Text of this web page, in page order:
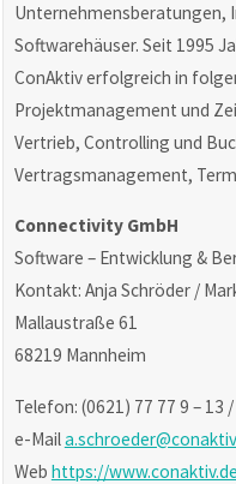
Unternehmensberatungen,
Softwarehäuser. Seit 1995
ConAktiv erfolgreich in
Projektmanagement und
Vertrieb, Controlling und
Vertragsmanagement,
Connectivity GmbH
Software – Entwicklung &
Kontakt: Anja Schröder /
Mallaustraße 61
68219 Mannheim
Telefon: (0621) 77 77 9 – 13
e-Mail
Web https://www.conaktiv.de